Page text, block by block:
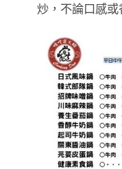
炒，不論口感或